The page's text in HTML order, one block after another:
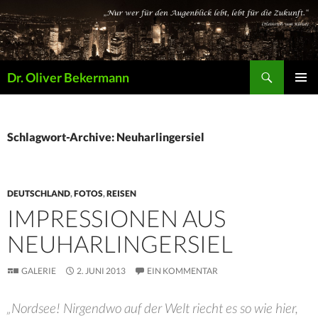
Dr. Oliver Bekermann
Schlagwort-Archive: Neuharlingersiel
DEUTSCHLAND,FOTOS,REISEN
IMPRESSIONEN AUS
NEUHARLINGERSIEL
GALERIE 2. JUNI 2013 EIN KOMMENTAR
„Nordsee! Nirgendwo auf der Welt riecht es so wie hier,